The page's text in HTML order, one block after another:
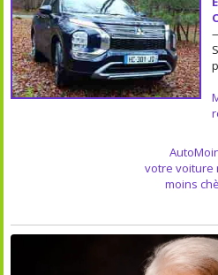
votre voiture
moins